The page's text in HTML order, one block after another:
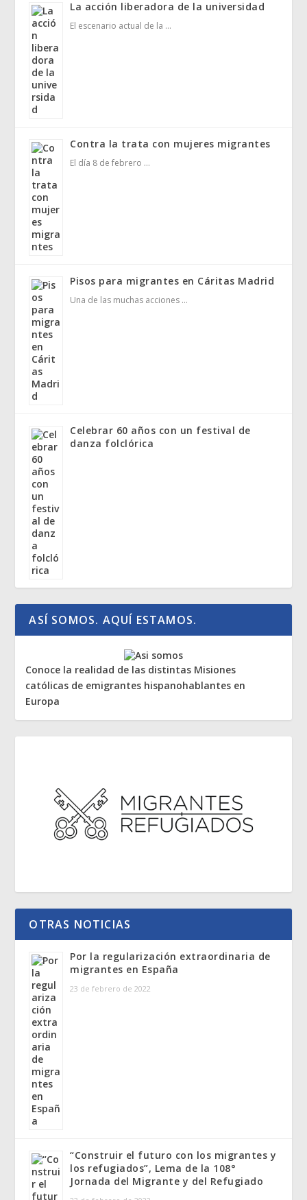
La acción liberadora de la universidad
El escenario actual de la …
Contra la trata con mujeres migrantes
El día 8 de febrero …
Pisos para migrantes en Cáritas Madrid
Una de las muchas acciones …
Celebrar 60 años con un festival de
danza folclórica
ASÍ SOMOS. AQUÍ ESTAMOS.
Conoce la realidad de las distintas Misiones
católicas de emigrantes hispanohablantes en
Europa
OTRAS NOTICIAS
Por la regularización extraordinaria de
migrantes en España
23 de febrero de 2022
“Construir el futuro con los migrantes y
los refugiados”, Lema de la 108°
Jornada del Migrante y del Refugiado